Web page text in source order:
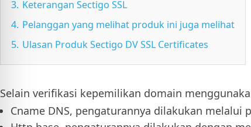
3. Keterangan Sectigo SSL
4. Pelanggan yang melihat produk ini juga melihat
5. Ulasan Produk Sectigo DV SSL Certificates
Selain verifikasi kepemilikan domain
Cname DNS, pengaturannya dilakukan melalui